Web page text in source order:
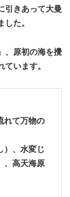
引きあって大曼
た。
、原初の海を攪
います。
れて万物の
）、水変じ
、高天海原